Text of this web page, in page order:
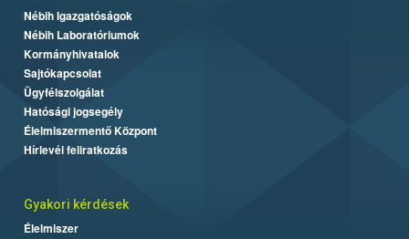
Nébih Igazgatóságok
Nébih Laboratóriumok
Kormányhivatalok
Sajtókapcsolat
Ügyfélszolgálat
Hatósági jogsegély
Élelmiszermentő Központ
Hírlevél feliratkozás
Gyakori kérdések
Élelmiszer